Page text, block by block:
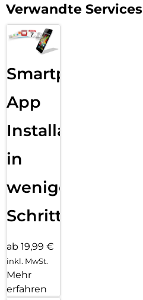
Verwandte Services
Smartphone
App
Installation
in
wenigen
Schritten
ab 19,99 €
inkl. MwSt.
Mehr
erfahren